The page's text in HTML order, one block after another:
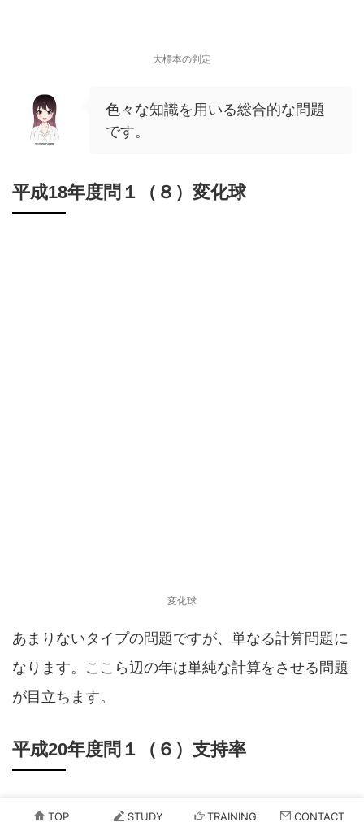
大標本の判定
色々な知識を用いる総合的な問題
です。
平成18年度問１（８）変化球
変化球
あまりないタイプの問題ですが、単なる計算問題に
なります。ここら辺の年は単純な計算をさせる問題
が目立ちます。
平成20年度問１（６）支持率
TOP STUDY TRAINING CONTACT